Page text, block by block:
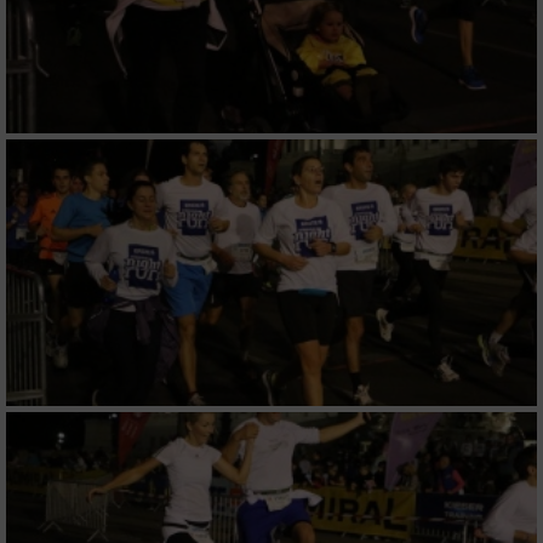
Erstellung von Profilen zur Personalisierung
von Inhalten
Verwendung von Profilen zur Auswahl
personalisierter Inhalte
Messung der Werbeleistung
Messung der Performance von Inhalten
Analyse von Zielgruppen durch Statistiken
Entwicklung und Verbesserung der Angebote
Verwendung reduzierter Daten zur Auswahl